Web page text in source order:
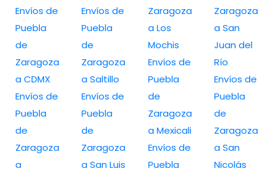
Envíos de
Puebla
de
Zaragoza
a CDMX
Envíos de
Puebla
de
Zaragoza
a
Envíos de
Puebla
de
Zaragoza
a Saltillo
Envíos de
Puebla
de
Zaragoza
a San Luis
Zaragoza
a Los
Mochis
Envíos de
Puebla
de
Zaragoza
a Mexicali
Envíos de
Puebla
Zaragoza
a San
Juan del
Río
Envíos de
Puebla
de
Zaragoza
a San
Nicolás